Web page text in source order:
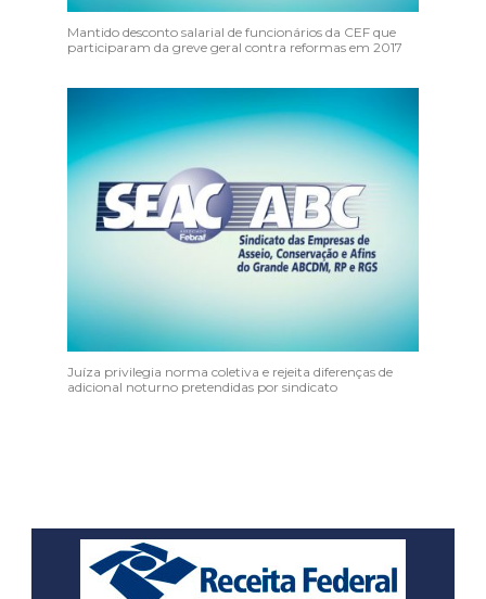
Mantido desconto salarial de funcionários da CEF que
participaram da greve geral contra reformas em 2017
Juíza privilegia norma coletiva e rejeita diferenças de
adicional noturno pretendidas por sindicato